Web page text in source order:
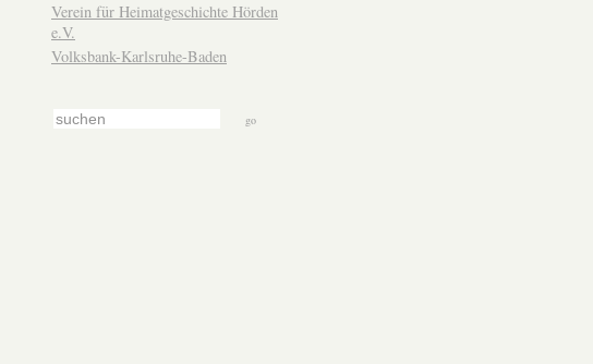
Verein für Heimatgeschichte Hörden
e.V.
Volksbank-Karlsruhe-Baden